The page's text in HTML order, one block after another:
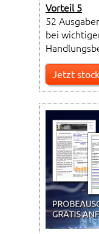
Vorteil 5
52
bei
Jetzt